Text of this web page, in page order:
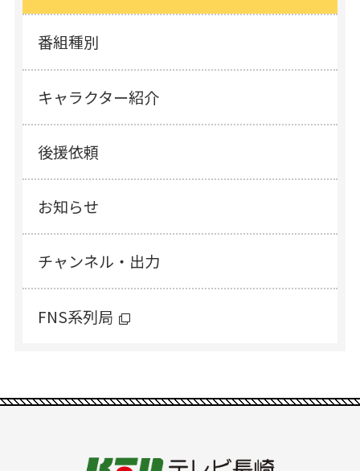
番組種別
キャラクター紹介
後援依頼
お知らせ
チャンネル・出力
FNS系列局